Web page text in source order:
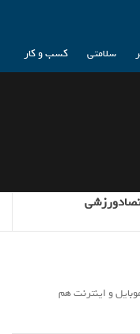
سلامتی کسب و کار
ورزشی
و اینترنت هم